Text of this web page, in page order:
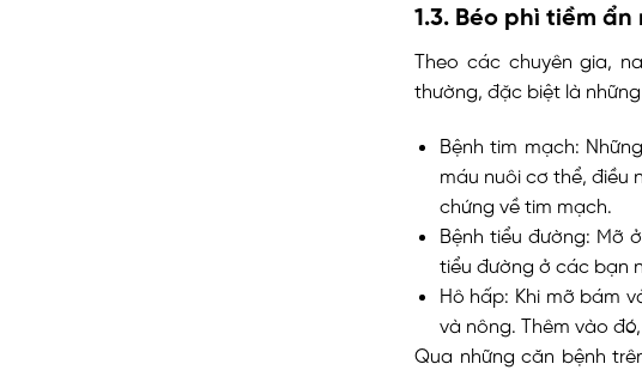
1.3. Béo phì tiềm
Theo các chuyên gia,
thường, đặc biệt là
Bệnh tim mạch:
máu nuôi cơ thể, điều
chứng về tim mạch.
Bệnh tiểu đường: Mỡ
tiểu đường ở các bạn
Hô hấp: Khi mỡ bám
và nông. Thêm vào
Qua những căn bệnh